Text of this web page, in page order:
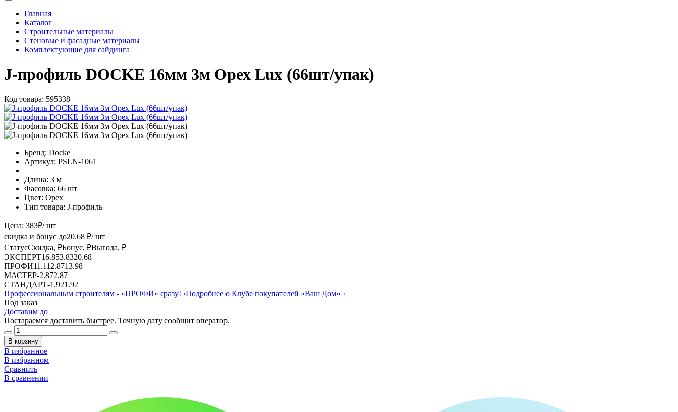
Главная
Каталог
Строительные материалы
Стеновые и фасадные материалы
Комплектующие для сайдинга
J-профиль DOCKE 16мм 3м Орех Lux (66шт/упак)
Код товара: 595338
Бренд: Docke
Артикул: PSLN-1061
Длина: 3 м
Фасовка: 66 шт
Цвет: Орех
Тип товара: J-профиль
Цена: 383₽/ шт
скидка и бонус до20.68 ₽/ шт
СтатусСкидка, ₽Бонус, ₽Выгода, ₽
ЭКСПЕРТ16.853.8320.68
ПРОФИ11.11 2.8713.98
МАСТЕР-2.872.87
СТАНДАРТ-1.921.92
Профессиональным строителям - «ПРОФИ» сразу! ›Подробнее о Клубе покупателей «Ваш Дом» ›
Под заказ
Доставим до
Постараемся доставить быстрее. Точную дату сообщит оператор.
В корзину
В избранное
В избранном
Сравнить
В сравнении